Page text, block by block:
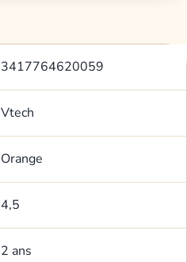
3417764620059
Vtech
Orange
4,5
2 ans